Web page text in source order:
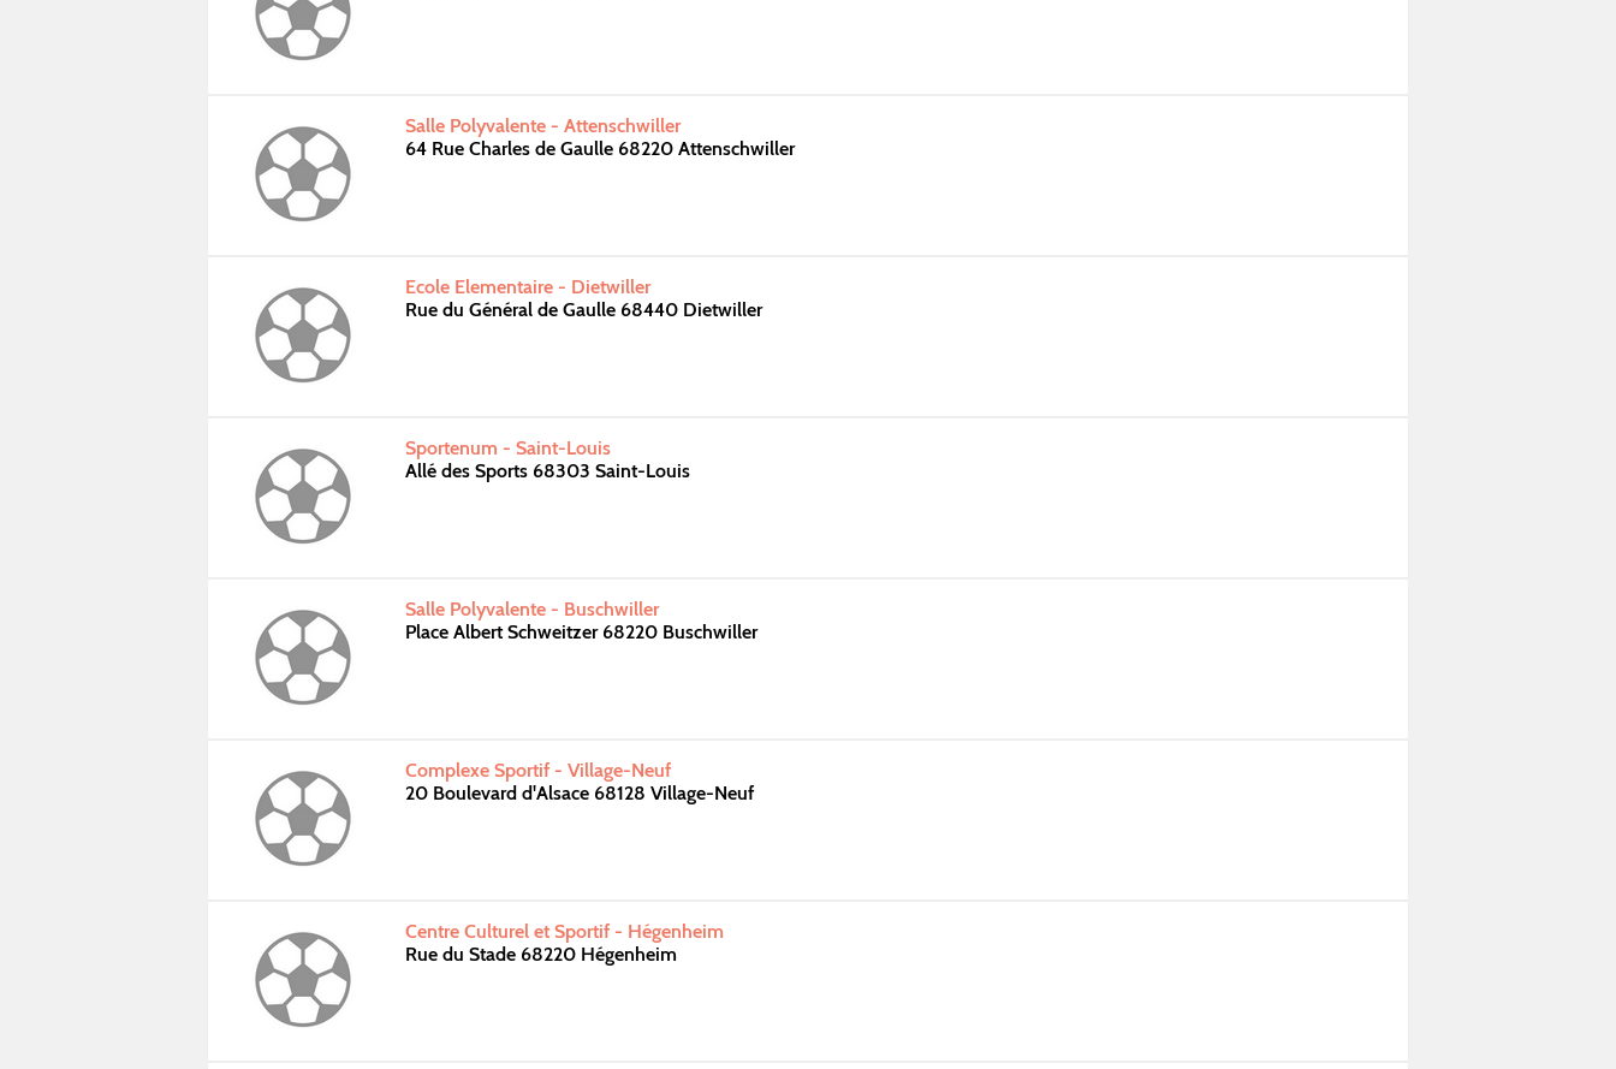
Salle Polyvalente - Attenschwiller
64 Rue Charles de Gaulle 68220 Attenschwiller
Ecole Elementaire - Dietwiller
Rue du Général de Gaulle 68440 Dietwiller
Sportenum - Saint-Louis
Allé des Sports 68303 Saint-Louis
Salle Polyvalente - Buschwiller
Place Albert Schweitzer 68220 Buschwiller
Complexe Sportif - Village-Neuf
20 Boulevard d'Alsace 68128 Village-Neuf
Centre Culturel et Sportif - Hégenheim
Rue du Stade 68220 Hégenheim